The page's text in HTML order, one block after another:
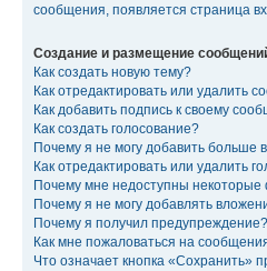
сообщения, появляется страница
Создание и размещение
Как создать новую тему?
Как отредактировать или удалить
Как добавить подпись к своему
Как создать голосование?
Почему я не могу добавить больше
Как отредактировать или удалить
Почему мне недоступны
Почему я не могу добавлять
Почему я получил предупреждение?
Как мне пожаловаться на
Что означает кнопка «Сохранить»